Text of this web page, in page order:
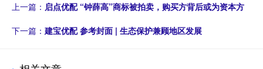
上一篇： 启点优配 “钟薛高”商标被拍卖，购买方背后或为资本方
下一篇： 建宝优配 参考封面 | 生态保护兼顾地区发展